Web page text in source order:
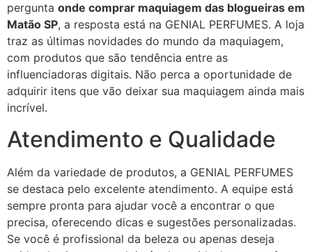
pergunta onde comprar maquiagem das blogueiras em
Matão SP, a resposta está na GENIAL PERFUMES. A loja
traz as últimas novidades do mundo da maquiagem,
com produtos que são tendência entre as
influenciadoras digitais. Não perca a oportunidade de
adquirir itens que vão deixar sua maquiagem ainda mais
incrível.
Atendimento e Qualidade
Além da variedade de produtos, a GENIAL PERFUMES
se destaca pelo excelente atendimento. A equipe está
sempre pronta para ajudar você a encontrar o que
precisa, oferecendo dicas e sugestões personalizadas.
Se você é profissional da beleza ou apenas deseja